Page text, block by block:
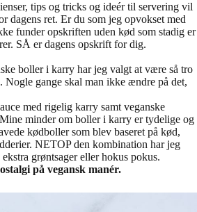
tips og tricks og ideér til servering vil
dagens ret. Er du som jeg opvokset med
funder opskriften uden kød som stadig er
SÅ er dagens opskrift for dig.
boller i karry har jeg valgt at være så tro
Nogle gange skal man ikke ændre på det,
med rigelig karry samt veganske
minder om boller i karry er tydelige og
kødboller som blev baseret på kød,
NETOP den kombination har jeg
grøntsager eller hokus pokus.
på vegansk manér.